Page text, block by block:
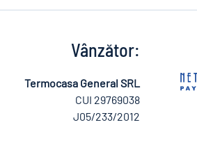
Vânzător:
Termocasa General SRL
CUI 29769038
J05/233/2012